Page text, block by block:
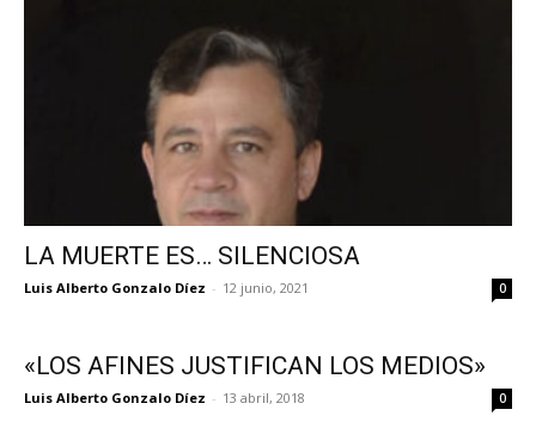
LA MUERTE ES… SILENCIOSA
Luis Alberto Gonzalo Díez - 12 junio, 2021 0
«LOS AFINES JUSTIFICAN LOS MEDIOS»
Luis Alberto Gonzalo Díez - 13 abril, 2018 0